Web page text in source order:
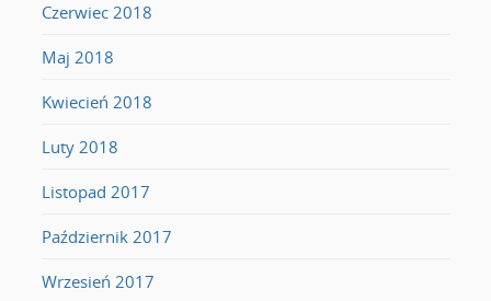
Czerwiec 2018
Maj 2018
Kwiecień 2018
Luty 2018
Listopad 2017
Październik 2017
Wrzesień 2017